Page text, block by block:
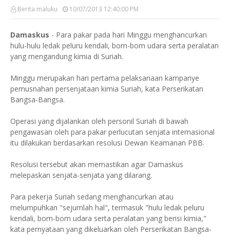
Berita maluku 10/07/2013 12:40:00 PM
Damaskus - Para pakar pada hari Minggu menghancurkan
hulu-hulu ledak peluru kendali, bom-bom udara serta peralatan
yang mengandung kimia di Suriah.
Minggu merupakan hari pertama pelaksanaan kampanye
pemusnahan persenjataan kimia Suriah, kata Perserikatan
Bangsa-Bangsa.
Operasi yang dijalankan oleh personil Suriah di bawah
pengawasan oleh para pakar perlucutan senjata internasional
itu dilakukan berdasarkan resolusi Dewan Keamanan PBB.
Resolusi tersebut akan memastikan agar Damaskus
melepaskan senjata-senjata yang dilarang.
Para pekerja Suriah sedang menghancurkan atau
melumpuhkan "sejumlah hal", termasuk "hulu ledak peluru
kendali, bom-bom udara serta peralatan yang berisi kimia,"
kata pernyataan yang dikeluarkan oleh Perserikatan Bangsa-